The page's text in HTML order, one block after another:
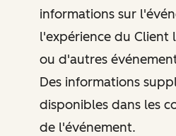
informations sur
l'expérience du Client
ou d'autres
Des informations
disponibles dans les
de l'événement.